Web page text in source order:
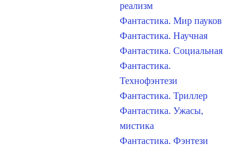
реализм
Фантастика. Мир пауков
Фантастика. Научная
Фантастика. Социальная
Фантастика.
Технофэнтези
Фантастика. Триллер
Фантастика. Ужасы,
мистика
Фантастика. Фэнтези